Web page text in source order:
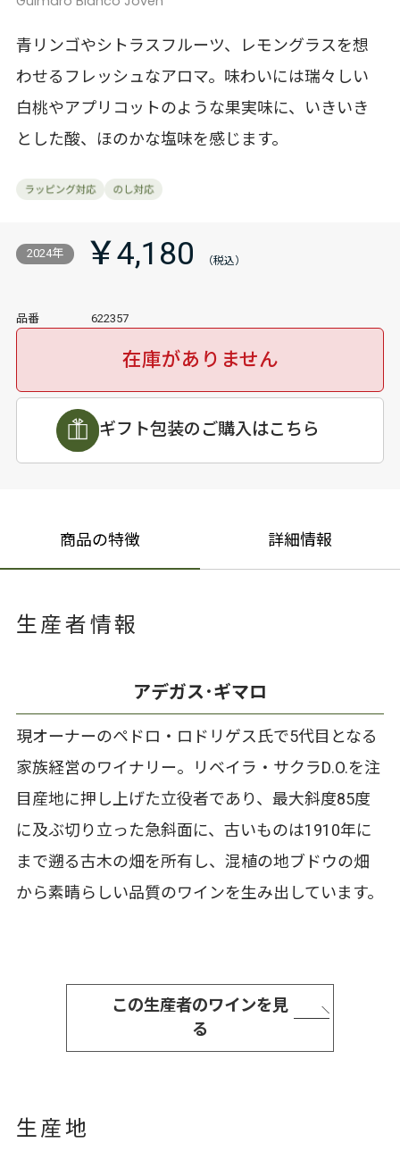
青リンゴやシトラスフルーツ、レモングラスを想
わせるフレッシュなアロマ。味わいには瑞々しい
白桃やアプリコットのような果実味に、いきいき
とした酸、ほのかな塩味を感じます。
2024年 ￥4,180
品番 622357
在庫がありません
ギフト包装のご購入はこちら
商品の特徴 詳細情報
生産者情報
アデガス･ギマロ
現オーナーのペドロ・ロドリゲス氏で5代目となる
家族経営のワイナリー。リベイラ・サクラD.O.を注
目産地に押し上げた立役者であり、最大斜度85度
に及ぶ切り立った急斜面に、古いものは1910年に
まで遡る古木の畑を所有し、混植の地ブドウの畑
から素晴らしい品質のワインを生み出しています。
この生産者のワインを見
る
生産地